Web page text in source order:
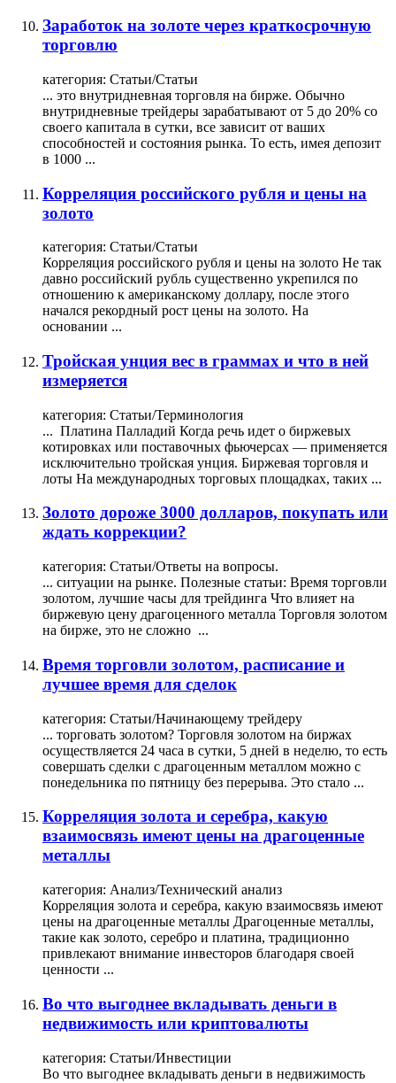
Заработок на золоте через краткосрочную
торговлю
категория: Статьи/Статьи
... это внутридневная торговля на бирже. Обычно
внутридневные трейдеры зарабатывают от 5 до 20% со
своего капитала в сутки, все зависит от ваших
способностей и состояния рынка. То есть, имея депозит
в 1000 ...
Корреляция российского рубля и цены на
золото
категория: Статьи/Статьи
Корреляция российского рубля и цены на золото Не так
давно российский рубль существенно укрепился по
отношению к американскому доллару, после этого
начался рекордный рост цены на золото. На
основании ...
Тройская унция вес в граммах и что в ней
измеряется
категория: Статьи/Терминология
... Платина Палладий Когда речь идет о биржевых
котировках или поставочных фьючерсах — применяется
исключительно тройская унция. Биржевая торговля и
лоты На международных торговых площадках, таких ...
Золото дороже 3000 долларов, покупать или
ждать коррекции?
категория: Статьи/Ответы на вопросы.
... ситуации на рынке. Полезные статьи: Время торговли
золотом, лучшие часы для трейдинга Что влияет на
биржевую цену драгоценного металла Торговля золотом
на бирже, это не сложно ...
Время торговли золотом, расписание и
лучшее время для сделок
категория: Статьи/Начинающему трейдеру
... торговать золотом? Торговля золотом на биржах
осуществляется 24 часа в сутки, 5 дней в неделю, то есть
совершать сделки с драгоценным металлом можно с
понедельника по пятницу без перерыва. Это стало ...
Корреляция золота и серебра, какую
взаимосвязь имеют цены на драгоценные
металлы
категория: Анализ/Технический анализ
Корреляция золота и серебра, какую взаимосвязь имеют
цены на драгоценные металлы Драгоценные металлы,
такие как золото, серебро и платина, традиционно
привлекают внимание инвесторов благодаря своей
ценности ...
Во что выгоднее вкладывать деньги в
недвижимость или криптовалюты
категория: Статьи/Инвестиции
Во что выгоднее вкладывать деньги в недвижимость